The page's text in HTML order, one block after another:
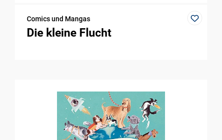
Comics und Mangas
Die kleine Flucht